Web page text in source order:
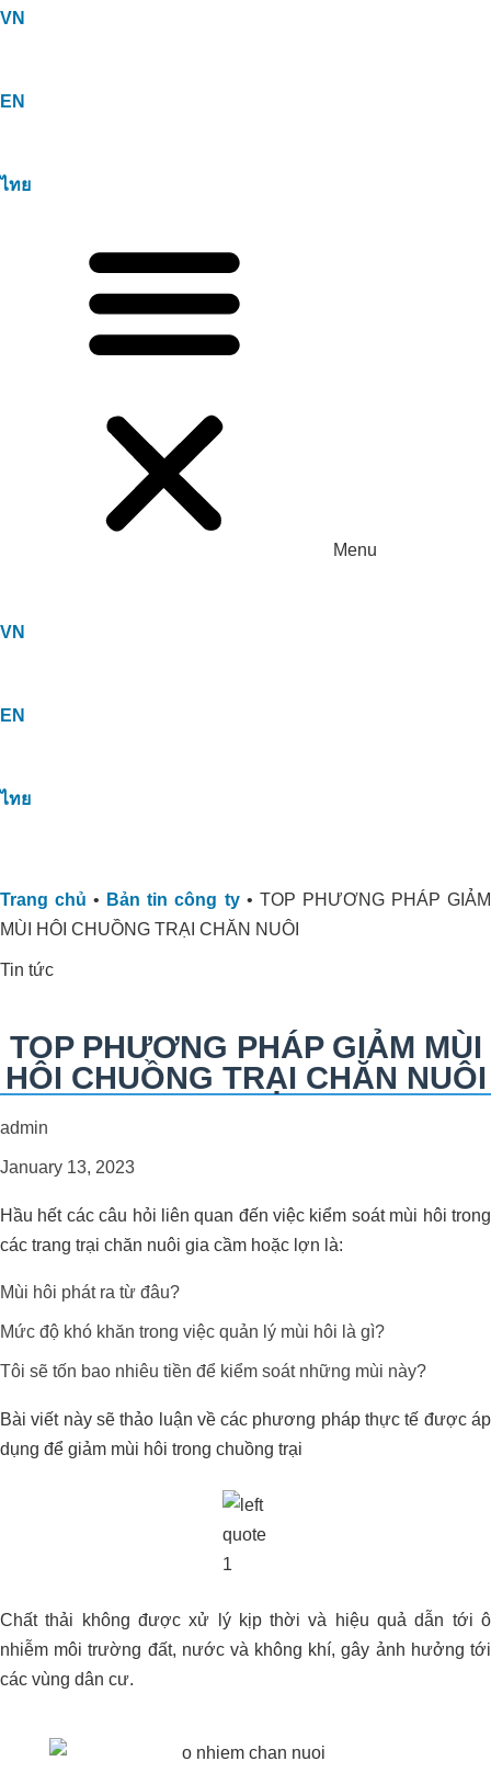
VN
EN
ไทย
Menu
VN
EN
ไทย
Trang chủ • Bản tin công ty• TOP PHƯƠNG PHÁP GIẢM
MÙI HÔI CHUỒNG TRẠI CHĂN NUÔI
Tin tức
TOP PHƯƠNG PHÁP GIẢM MÙI
HÔI CHUỒNG TRẠI CHĂN NUÔI
admin
January 13, 2023
Hầu hết các câu hỏi liên quan đến việc kiểm soát mùi hôi trong
các trang trại chăn nuôi gia cầm hoặc lợn là:
Mùi hôi phát ra từ đâu?
Mức độ khó khăn trong việc quản lý mùi hôi là gì?
Tôi sẽ tốn bao nhiêu tiền để kiểm soát những mùi này?
Bài viết này sẽ thảo luận về các phương pháp thực tế được áp
dụng để giảm mùi hôi trong chuồng trại
Chất thải không được xử lý kịp thời và hiệu quả dẫn tới ô
nhiễm môi trường đất, nước và không khí, gây ảnh hưởng tới
các vùng dân cư.